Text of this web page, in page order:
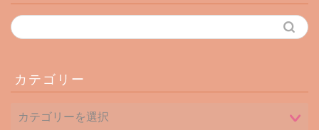
カテゴリー